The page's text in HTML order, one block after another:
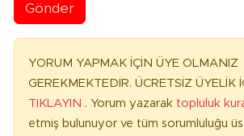
Gönder
YORUM YAPMAK İÇİN ÜYE OLMANIZ
GEREKMEKTEDİR. ÜCRETSİZ ÜYELİK
TIKLAYIN . Yorum yazarak topluluk
etmiş bulunuyor ve tüm sorumluluğu